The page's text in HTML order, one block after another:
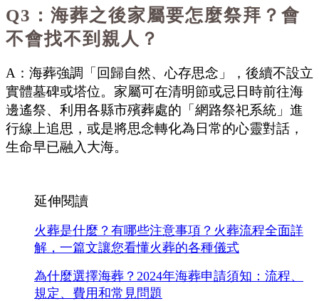
Q3：海葬之後家屬要怎麼祭拜？會
不會找不到親人？
A：海葬強調「回歸自然、心存思念」，後續不設立
實體墓碑或塔位。家屬可在清明節或忌日時前往海
邊遙祭、利用各縣市殯葬處的「網路祭祀系統」進
行線上追思，或是將思念轉化為日常的心靈對話，
生命早已融入大海。
延伸閱讀
火葬是什麼？有哪些注意事項？火葬流程全面詳
解，一篇文讓您看懂火葬的各種儀式
為什麼選擇海葬？2024年海葬申請須知：流程、
規定、費用和常見問題